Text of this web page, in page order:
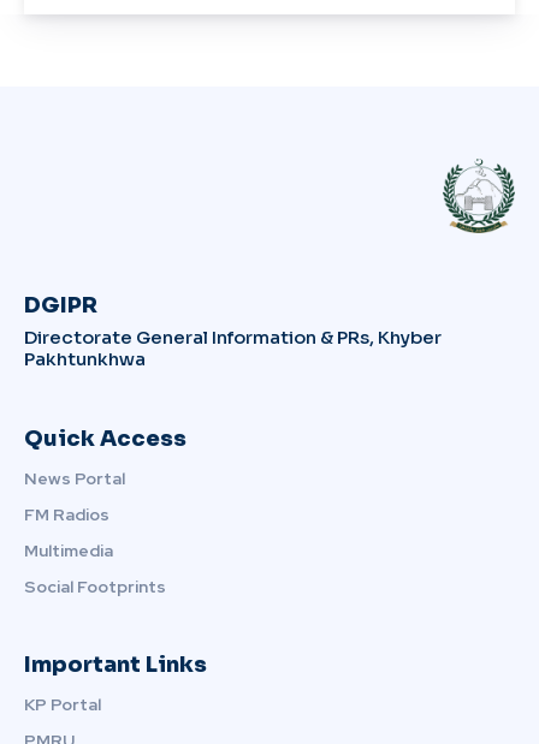
DGIPR
Directorate General Information & PRs, Khyber
Pakhtunkhwa
Quick Access
News Portal
FM Radios
Multimedia
Social Footprints
Important Links
KP Portal